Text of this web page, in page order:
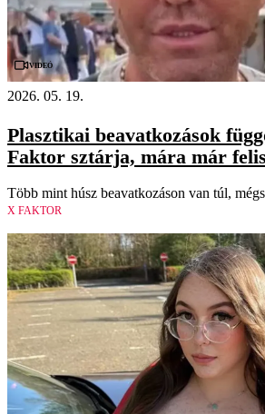
Videó
2026. 05. 19.
Plasztikai beavatkozások
Faktor sztárja, mára már
Több mint húsz beavatkozáson van túl,
X FAKTOR